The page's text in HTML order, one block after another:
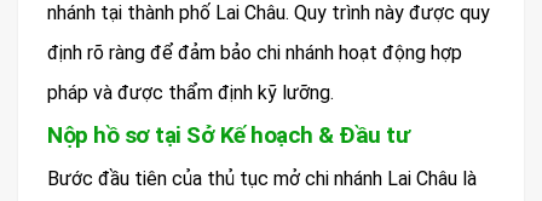
nhánh tại thành phố Lai Châu. Quy trình này được quy
định rõ ràng để đảm bảo chi nhánh hoạt động hợp
pháp và được thẩm định kỹ lưỡng.
Nộp hồ sơ tại Sở Kế hoạch & Đầu tư
Bước đầu tiên của thủ tục mở chi nhánh Lai Châu là